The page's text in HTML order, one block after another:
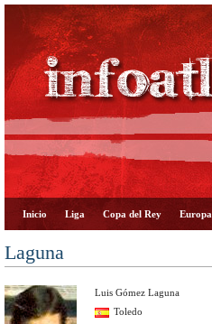
Inicio Liga Copa del Rey Europa
Laguna
Luis Gómez Laguna
Toledo